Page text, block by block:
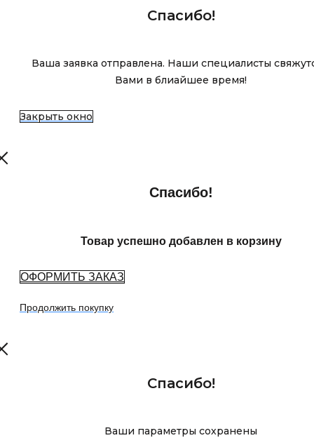
Спасибо!
Ваша заявка отправлена. Наши специалисты
Вами в блиайшее время!
Закрыть окно
Спасибо!
Товар успешно добавлен в корзину
ОФОРМИТЬ ЗАКАЗ
Продолжить покупку
Спасибо!
Ваши параметры сохранены